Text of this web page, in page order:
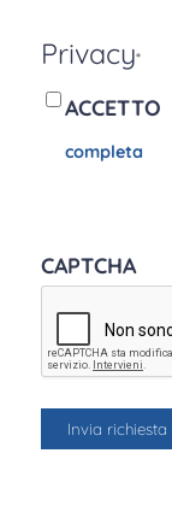
Privacy*
ACCETTO
completa
CAPTCHA